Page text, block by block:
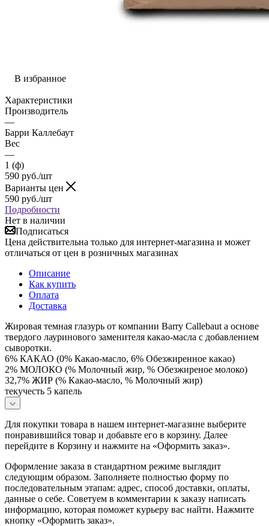
В избранное
Характеристики
Производитель
—
Барри Каллебаут
Вес
—
1 (ф)
590 руб./шт
Варианты цен
590 руб./шт
Подробности
Нет в наличии
Подписаться
Цена действительна только для интернет-магазина и может
отличаться от цен в розничных магазинах
Описание
Как купить
Оплата
Доставка
Жировая темная глазурь от компании Barry Callebaut а основе
твердого лауринового заменителя какао-масла с добавлением
сыворотки.
6% КАКАО (0% Какао-масло, 6% Обезжиренное какао)
2% МОЛОКО (% Молочный жир, % Обезжиреное молоко)
32,7% ЖИР (% Какао-масло, % Молочный жир)
текучесть 5 капель
Для покупки товара в нашем интернет-магазине выберите
понравившийся товар и добавьте его в корзину. Далее
перейдите в Корзину и нажмите на «Оформить заказ».
Оформление заказа в стандартном режиме выглядит
следующим образом. Заполняете полностью форму по
последовательным этапам: адрес, способ доставки, оплаты,
данные о себе. Советуем в комментарии к заказу написать
информацию, которая поможет курьеру вас найти. Нажмите
кнопку «Оформить заказ».